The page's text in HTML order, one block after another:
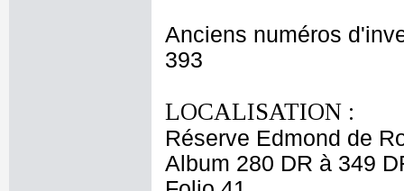
Anciens numéros
393
LOCALISATION :
Réserve Edmond de
Album 280 DR à 349